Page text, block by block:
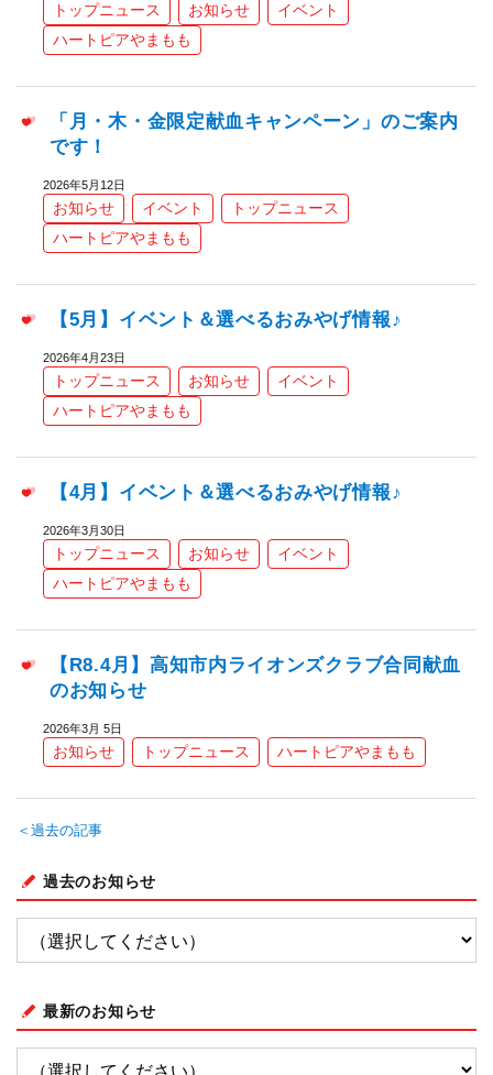
トップニュース お知らせ
イベント
ハートピアやまもも
「月・木・金限定献血キャンペーン」のご案内
です！
2026年5月12日
お知らせ イベント
トップニュース
ハートピアやまもも
【5月】イベント＆選べるおみやげ情報♪
2026年4月23日
トップニュース お知らせ
イベント
ハートピアやまもも
【4月】イベント＆選べるおみやげ情報♪
2026年3月30日
トップニュース お知らせ
イベント
ハートピアやまもも
【R8.4月】高知市内ライオンズクラブ合同献血
のお知らせ
2026年3月 5日
お知らせ トップニュース ハートピアやまもも
＜過去の記事
過去のお知らせ
最新のお知らせ